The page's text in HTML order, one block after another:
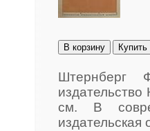
В корзину Купить
Штернберг
см. В
издательская